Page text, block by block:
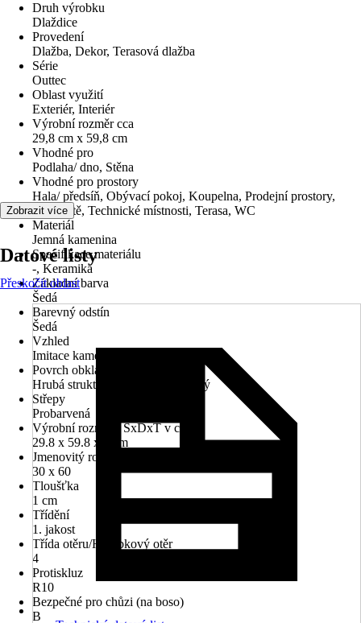
Druh výrobku
Dlaždice
Provedení
Dlažba, Dekor, Terasová dlažba
Série
Outtec
Oblast využití
Exteriér, Interiér
Výrobní rozměr cca
29,8 cm x 59,8 cm
Vhodné pro
Podlaha/ dno, Stěna
Vhodné pro prostory
Hala/ předsíň, Obývací pokoj, Koupelna, Prodejní prostory,
Schodiště, Technické místnosti, Terasa, WC
Materiál
Jemná kamenina
Specifikace materiálu
-, Keramika
Základní barva
Šedá
Barevný odstín
Šedá
Vzhled
Imitace kamene
Povrch obkladů/dlažeb
Hrubá struktura, Matný, Žilkovaný
Střepy
Probarvená
Výrobní rozměry ŠxDxT v cm
29.8 x 59.8 x 1 cm
Jmenovitý rozměr v cm
30 x 60
Tloušťka
1 cm
Třídění
1. jakost
Třída otěru/Hloubkový otěr
4
Protiskluz
R10
Bezpečné pro chůzi (na boso)
B
Zobrazit více
Datové listy
Přeskočit oblast